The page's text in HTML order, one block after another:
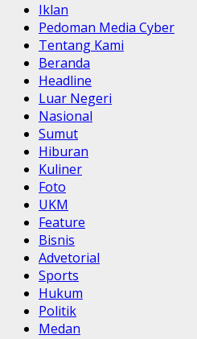
Iklan
Pedoman Media Cyber
Tentang Kami
Beranda
Headline
Luar Negeri
Nasional
Sumut
Hiburan
Kuliner
Foto
UKM
Feature
Bisnis
Advetorial
Sports
Hukum
Politik
Medan